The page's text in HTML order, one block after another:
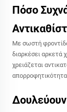
Πόσο
Με σωστή
διαρκέσει αρκετά
χρειάζεται
Δουλεύουν